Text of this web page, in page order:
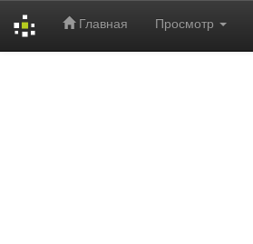
Главная Просмотр